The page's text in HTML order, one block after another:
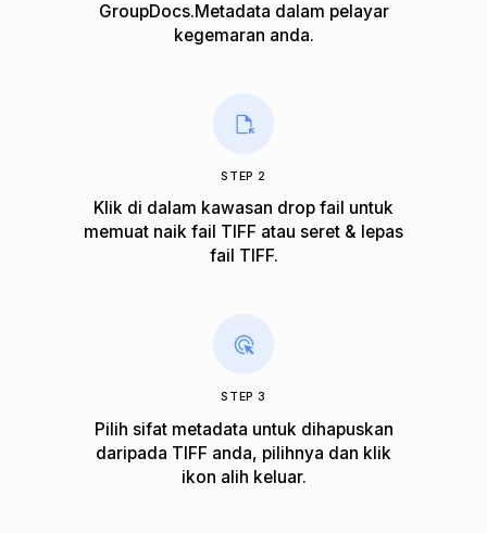
GroupDocs.Metadata dalam pelayar
kegemaran anda.
STEP 2
Klik di dalam kawasan drop fail untuk
memuat naik fail TIFF atau seret & lepas
fail TIFF.
STEP 3
Pilih sifat metadata untuk dihapuskan
daripada TIFF anda, pilihnya dan klik
ikon alih keluar.